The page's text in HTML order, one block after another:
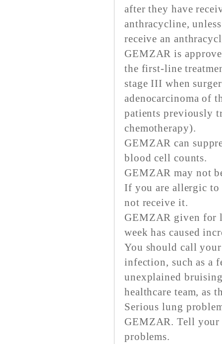
after they have
anthracycline,
receive an
GEMZAR is
the first-line
stage III when
adenocarcinoma of
patients previously
chemotherapy).
GEMZAR can
blood cell counts.
GEMZAR may not
If you are allergic
not receive it.
GEMZAR given for
week has caused
You should call
infection, such as a
unexplained
healthcare team, as
Serious lung
GEMZAR. Tell your
problems.